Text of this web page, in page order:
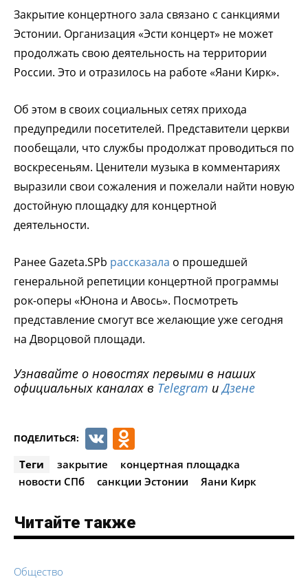
Закрытие концертного зала связано с санкциями
Эстонии. Организация «Эсти концерт» не может
продолжать свою деятельность на территории
России. Это и отразилось на работе «Яани Кирк».
Об этом в своих социальных сетях прихода
предупредили посетителей. Представители церкви
пообещали, что службы продолжат проводиться по
воскресеньям. Ценители музыка в комментариях
выразили свои сожаления и пожелали найти новую
достойную площадку для концертной
деятельности.
Ранее Gazeta.SPb рассказала о прошедшей
генеральной репетиции концертной программы
рок-оперы «Юнона и Авось». Посмотреть
представление смогут все желающие уже сегодня
на Дворцовой площади.
Узнавайте о новостях первыми в наших
официальных каналах в Telegram иДзене
ПОДЕЛИТЬСЯ: VK
Теги закрытие
концертная площадка
новости СПб
санкции Эстонии Яани Кирк
Читайте также
Общество